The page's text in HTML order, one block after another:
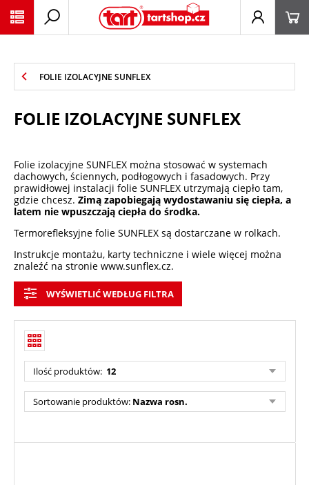
FOLIE IZOLACYJNE SUNFLEX
FOLIE IZOLACYJNE SUNFLEX
Folie izolacyjne SUNFLEX można stosować w systemach
dachowych, ściennych, podłogowych i fasadowych. Przy
prawidłowej instalacji folie SUNFLEX utrzymają ciepło tam,
gdzie chcesz. Zimą zapobiegają wydostawaniu się ciepła, a
latem nie wpuszczają ciepła do środka.
Termorefleksyjne folie SUNFLEX są dostarczane w rolkach.
Instrukcje montażu, karty techniczne i wiele więcej można
znaleźć na stronie www.sunflex.cz.
WYŚWIETLIĆ WEDŁUG FILTRA
Ilość produktów: 12
Sortowanie produktów: Nazwa rosn.